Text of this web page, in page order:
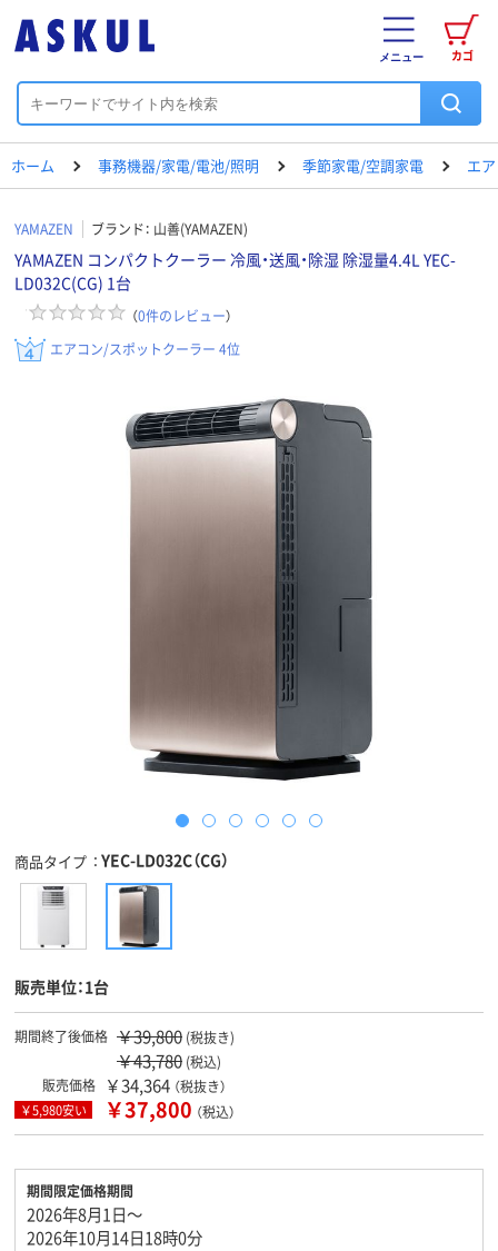
カゴ
メニュー
ホーム 事務機器/家電/電池/照明 季節家電/空調家電 エ
YAMAZEN ブランド： 山善(YAMAZEN)
YAMAZEN コンパクトクーラー 冷風・送風・除湿 除湿量4.4L YEC-
LD032C(CG) 1台
（0件のレビュー）
エアコン/スポットクーラー 4位
商品タイプ YEC-LD032C（CG）
販売単位：1台
期間終了後価格 ￥39,800 (税抜き)
￥43,780 (税込)
販売価格
￥34,364 （税抜き）
￥5,980安い ￥37,800 （税込）
期間限定価格期間
2026年8月1日～
2026年10月14日18時0分